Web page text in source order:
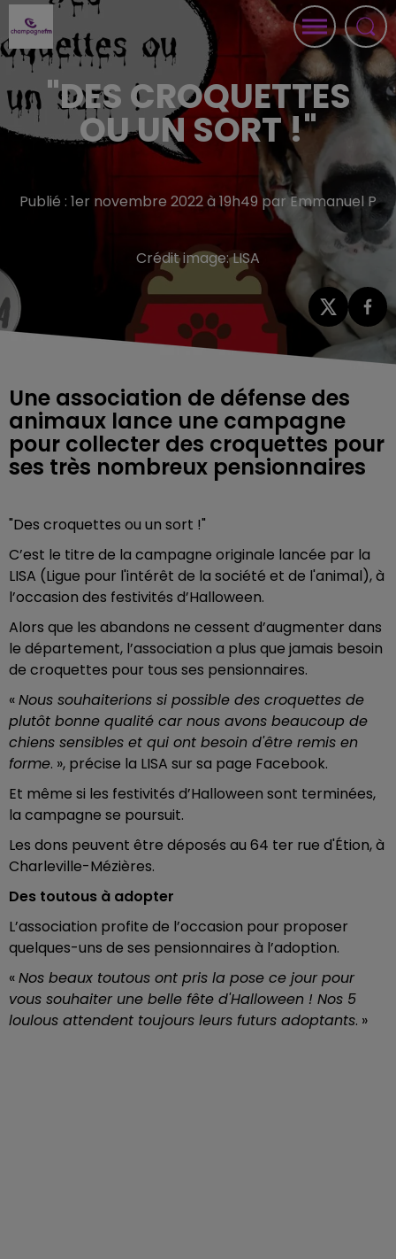
"DES CROQUETTES
OU UN SORT !"
Publié : 1er novembre 2022 à 19h49 par Emmanuel P
Crédit image:LISA
Une association de défense des
animaux lance une campagne
pour collecter des croquettes pour
ses très nombreux pensionnaires
"Des croquettes ou un sort !"
C’est le titre de la campagne originale lancée par la
LISA (Ligue pour l'intérêt de la société et de l'animal), à
l’occasion des festivités d’Halloween.
Alors que les abandons ne cessent d’augmenter dans
le département, l’association a plus que jamais besoin
de croquettes pour tous ses pensionnaires.
«Nous souhaiterions si possible des croquettes de
plutôt bonne qualité car nous avons beaucoup de
chiens sensibles et qui ont besoin d'être remis en
forme. », précise la LISA sur sa page Facebook.
Et même si les festivités d’Halloween sont terminées,
la campagne se poursuit.
Les dons peuvent être déposés au 64 ter rue d'Étion, à
Charleville-Mézières.
Des toutous à adopter
L’association profite de l’occasion pour proposer
quelques-uns de ses pensionnaires à l’adoption.
«Nos beaux toutous ont pris la pose ce jour pour
vous souhaiter une belle fête d'Halloween ! Nos 5
loulous attendent toujours leurs futurs adoptants. »